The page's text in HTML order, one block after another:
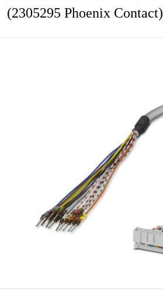
(2305295 Phoenix Contact)